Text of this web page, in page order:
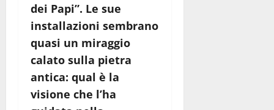
dei Papi”. Le sue
installazioni sembrano
quasi un miraggio
calato sulla pietra
antica: qual è la
visione che l’ha